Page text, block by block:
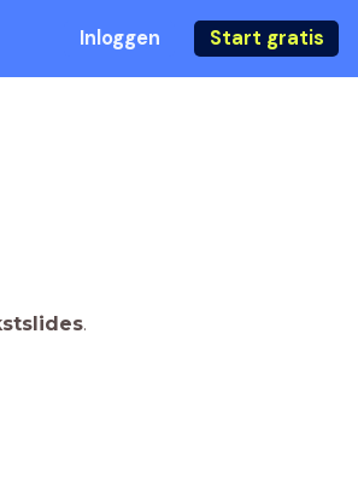
Inloggen Start gratis
.